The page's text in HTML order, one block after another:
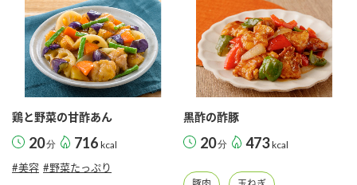
鶏と野菜の甘酢あん
20分 716 kcal
#美容 #野菜たっぷり
黒酢の酢豚
20分 473 kcal